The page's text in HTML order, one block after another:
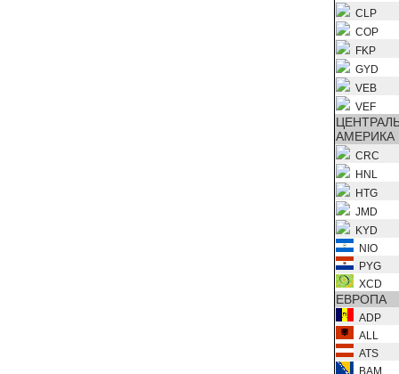
CLP
COP
FKP
GYD
VEB
VEF
АМЕРИКА
CRC
HNL
HTG
JMD
KYD
NIO
PYG
XCD
ЕВРОПА
ADP
ALL
ATS
BAM